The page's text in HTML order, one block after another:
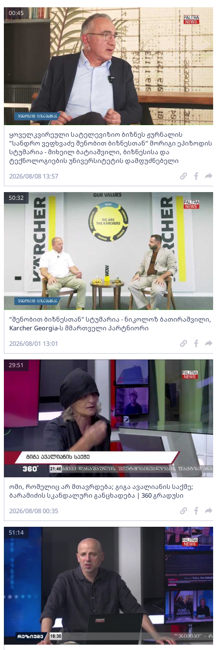
ყოველკვირეული სატელევიზიო ბიზნეს ჟურნალის
"სანდრო ვეფხვაძე შენობით ბიზნესთან" მორიგი ეპიზოდის
სტუმარია - მიხეილ ბატიაშვილი, ბიზნესისა და
ტექნოლოგიების უნივერსიტეტის დამფუძნებელი
00:45
2026/08/08 13:57
"შენობით ბიზნესთან" სტუმარია - ნიკოლოზ ბათირაშვილი,
Karcher Georgia-ს მმართველი პარტნიორი
50:32
2026/08/01 13:01
ომი, რომელიც არ მთავრდება; გიგა ავალიანის საქმე;
ბარამიძის სკანდალური განცხადება | 360 გრადუსი
29:51
2026/08/08 00:35
51:14